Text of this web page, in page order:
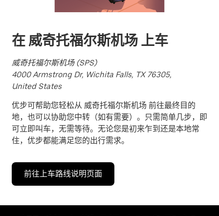
择
日
按
退
出
键
可
关
闭
历。
在 威奇托福尔斯机场 上车
威奇托福尔斯机场 (SPS)
4000 Armstrong Dr, Wichita Falls, TX 76305,
United States
优步可帮助您轻松从 威奇托福尔斯机场 前往最终目的
地，也可以协助您中转（如有需要）。只需简单几步，即
可立即叫车，无需等待。无论您是初来乍到还是本地常
住，优步都能满足您的出行需求。
前往上车路线说明页面